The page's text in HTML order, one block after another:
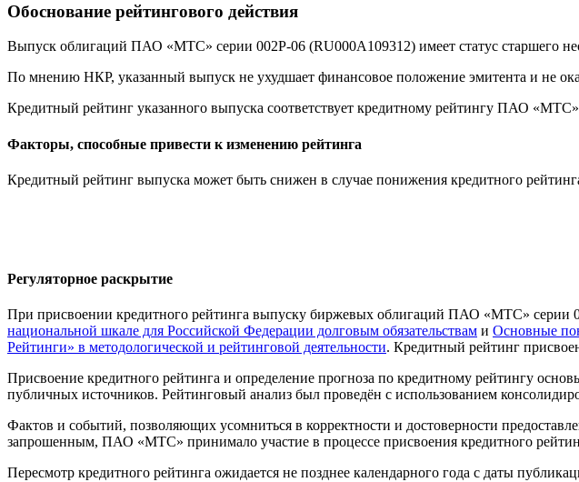
Обоснование рейтингового действия
Выпуск облигаций ПАО «МТС» серии 002Р-06 (RU000A109312) имеет статус старшего
По мнению НКР, указанный выпуск не ухудшает финансовое положение эмитента и не
Кредитный рейтинг указанного выпуска соответствует кредитному рейтингу ПАО
Факторы, способные привести к изменению рейтинга
Кредитный рейтинг выпуска может быть снижен в случае понижения кредитного
Регуляторное раскрытие
При присвоении кредитного рейтинга выпуску биржевых облигаций ПАО «МТС» серии
национальной шкале для Российской Федерации долговым обязательствам и Основные
Рейтинги» в методологической и рейтинговой деятельности. Кредитный рейтинг
Присвоение кредитного рейтинга и определение прогноза по кредитному рейтингу
публичных источников. Рейтинговый анализ был проведён с использованием
Фактов и событий, позволяющих усомниться в корректности и достоверности
запрошенным, ПАО «МТС» принимало участие в процессе присвоения кредитного
Пересмотр кредитного рейтинга ожидается не позднее календарного года с даты